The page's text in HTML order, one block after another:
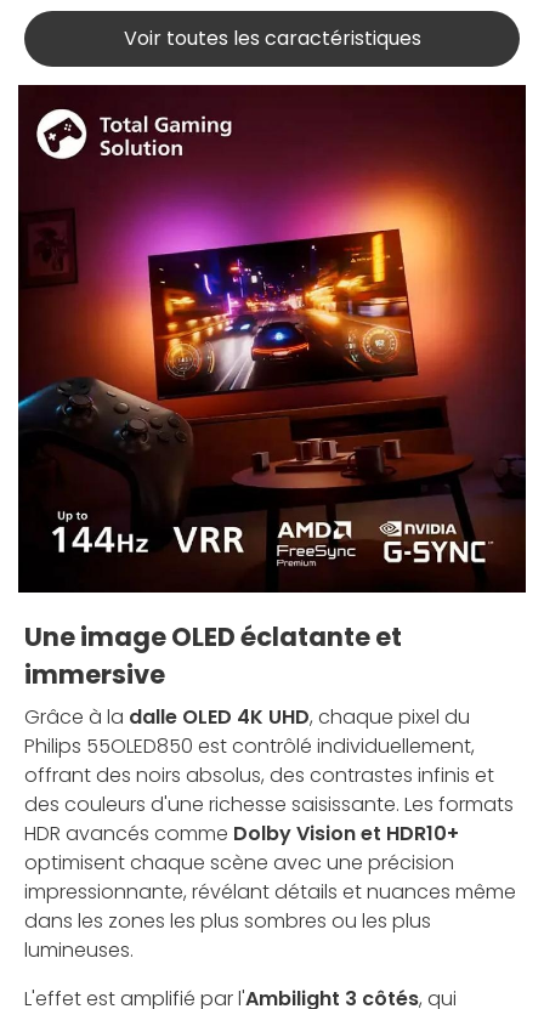
Voir toutes les caractéristiques
Une image OLED éclatante et
immersive
Grâce à la dalle OLED 4K UHD, chaque pixel du
Philips 55OLED850 est contrôlé individuellement,
offrant des noirs absolus, des contrastes infinis et
des couleurs d'une richesse saisissante. Les formats
HDR avancés comme Dolby Vision et HDR10+
optimisent chaque scène avec une précision
impressionnante, révélant détails et nuances même
dans les zones les plus sombres ou les plus
lumineuses.
L'effet est amplifié par l'Ambilight 3 côtés, qui